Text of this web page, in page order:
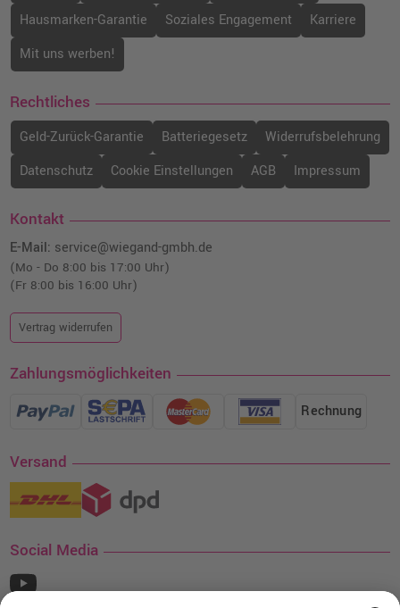
Hausmarken-Garantie
Soziales Engagement
Karriere
Mit uns werben!
Rechtliches
Geld-Zurück-Garantie Batteriegesetz
Widerrufsbelehrung
Datenschutz
Cookie Einstellungen AGB Impressum
Kontakt
E-Mail: service@wiegand-gmbh.de
(Mo - Do 8:00 bis 17:00 Uhr)
(Fr 8:00 bis 16:00 Uhr)
Vertrag widerrufen
Zahlungsmöglichkeiten
Rechnung
Versand
Social Media